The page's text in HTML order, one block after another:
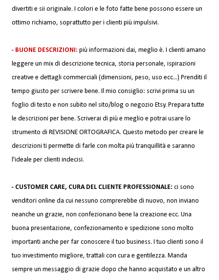
divertiti e sii originale. I colori e le foto fatte bene possono essere un
ottimo richiamo, soprattutto per i clienti più impulsivi.
- BUONE DESCRIZIONI: più informazioni dai, meglio è. I clienti amano
leggere un mix di descrizione tecnica, storia personale, ispirazioni
creative e dettagli commerciali (dimensioni, peso, uso ecc...) Prenditi il
tempo giusto per scrivere bene. Il mio consiglio: scrivi prima su un
foglio di testo e non subito nel sito/blog o negozio Etsy. Prepara tutte
le descrizioni per bene. Scriverai di più e meglio e potrai usare lo
strumento di REVISIONE ORTOGRAFICA. Questo metodo per creare le
descrizioni ti permette di farle con molta più tranquillità e saranno
l'ideale per clienti indecisi.
- CUSTOMER CARE, CURA DEL CLIENTE PROFESSIONALE: ci sono
venditori online da cui nessuno comprerebbe di nuovo, non inviano
neanche un grazie, non confezionano bene la creazione ecc. Una
buona presentazione, confezionamento e spedizione sono molto
importanti anche per far conoscere il tuo business. I tuo clienti sono il
tuo investimento migliore, trattali con cura e gentilezza. Manda
sempre un messaggio di grazie dopo che hanno acquistato e un altro